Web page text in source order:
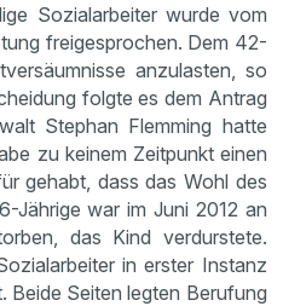
Sozial­ar­beiter wurde vom
freige­spro­chen. Dem 42-
anzulasten, so
folgte es dem Antrag
Stephan Flemming hatte
zu keinem Zeitpunkt einen
gehabt, dass das Wohl des
Jährige war im Juni 2012 an
das Kind verdurs­tete.
in erster Instanz
Beide Seiten legten Berufung